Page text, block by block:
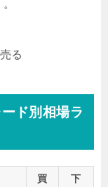
る
ド別相場ラ
買
下